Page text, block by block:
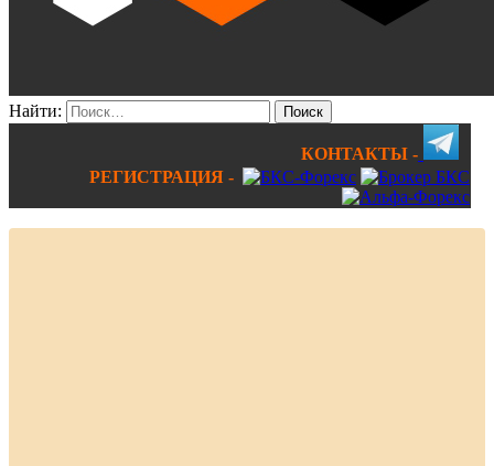
Найти:
КОНТАКТЫ -
РЕГИСТРАЦИЯ -